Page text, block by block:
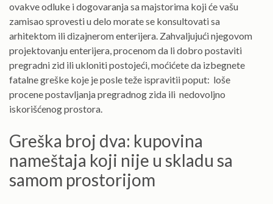
ovakve odluke i dogovaranja sa majstorima koji će vašu
zamisao sprovesti u delo morate se konsultovati sa
arhitektom ili dizajnerom enterijera. Zahvaljujući njegovom
projektovanju enterijera, procenom da li dobro postaviti
pregradni zid ili ukloniti postojeći, moćićete da izbegnete
fatalne greške koje je posle teže ispravitii poput: loše
procene postavljanja pregradnog zida ili nedovoljno
iskorišćenog prostora.
Greška broj dva: kupovina
nameštaja koji nije u skladu sa
samom prostorijom